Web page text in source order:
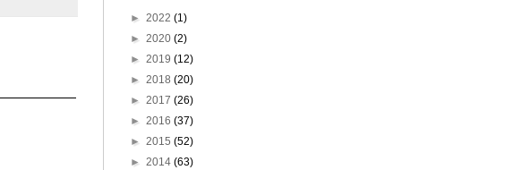
► 2022 (1)
► 2020 (2)
► 2019 (12)
► 2018 (20)
► 2017 (26)
► 2016 (37)
► 2015 (52)
► 2014 (63)